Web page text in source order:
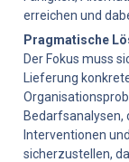
erreichen und
Pragmatische
Der Fokus muss
Lieferung
Interventionen
sicherzustellen,